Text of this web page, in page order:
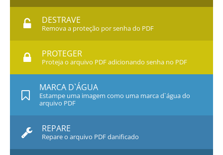
DESTRAVE
Remova a proteção por senha do PDF
PROTEGER
Proteja o arquivo PDF adicionando senha no PDF
MARCA D`ÁGUA
Estampe uma imagem como uma marca d`água do
arquivo PDF
REPARE
Repare o arquivo PDF danificado